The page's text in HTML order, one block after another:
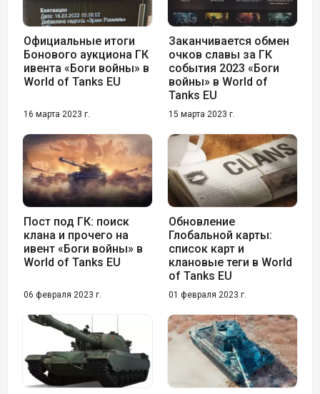
Официальные итоги
Бонового аукциона ГК
ивента «Боги войны» в
World of Tanks EU
16 марта 2023 г.
Заканчивается обмен
очков славы за ГК
события 2023 «Боги
войны» в World of
Tanks EU
15 марта 2023 г.
Пост под ГК: поиск
клана и прочего на
ивент «Боги войны» в
World of Tanks EU
06 февраля 2023 г.
Обновление
Глобальной карты:
список карт и
клановые теги в World
of Tanks EU
01 февраля 2023 г.